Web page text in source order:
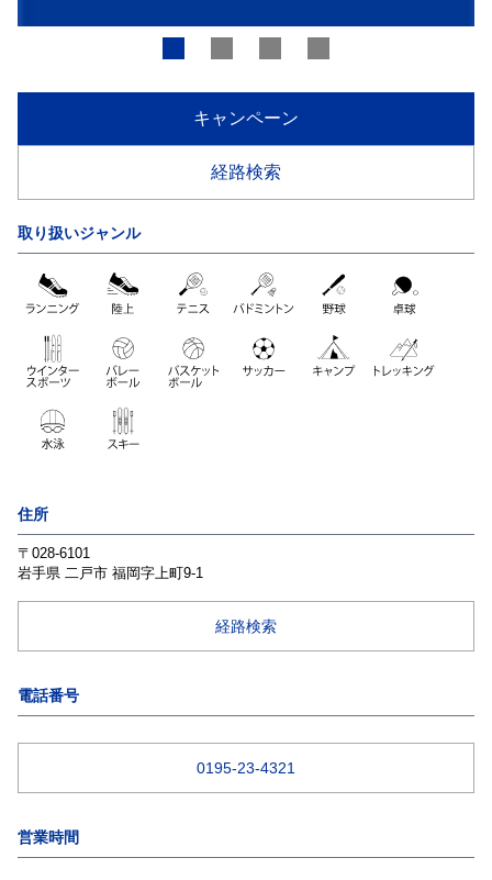
キャンペーン
経路検索
取り扱いジャンル
住所
〒028-6101
岩手県 二戸市 福岡字上町9-1
経路検索
電話番号
0195-23-4321
営業時間